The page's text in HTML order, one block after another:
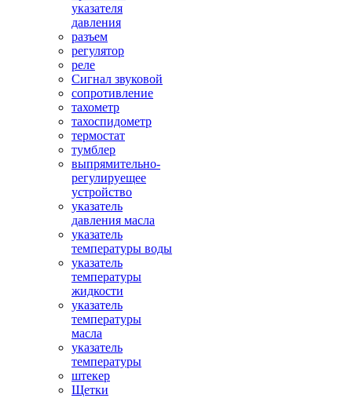
указателя
давления
разъем
регулятор
реле
Сигнал звуковой
сопротивление
тахометр
тахоспидометр
термостат
тумблер
выпрямительно-
регулируещее
устройство
указатель
давления масла
указатель
температуры воды
указатель
температуры
жидкости
указатель
температуры
масла
указатель
температуры
штекер
Щетки